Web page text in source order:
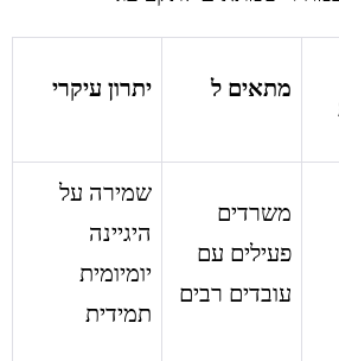
מתאים ל יתרון עיקרי
משרדים
פעילים עם
עובדים רבים
שמירה על
היגיינה
יומיומית
תמידית